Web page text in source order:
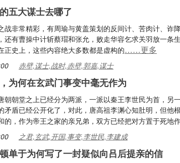
五大谋士去哪了
战非常精彩，有周瑜与黄盖策划的反间计、苦肉计、诈
还有曹操中计斩蔡瑁和张允，败走华容乞求关羽放一条
正史上，这些内容绝大多数都是虚构的……更多
赤壁,谋士,战时,赤壁,郭嘉,谋士
为何在玄武门事变中毫无作为
朝朝堂之上已经分为两派，一派以秦王李世民为首，另
矛盾已经公开化了，对此，唐高祖李渊心知肚明，但他
的，作为帝王之家的亲兄弟，双方已经把对方置于死地
之君,玄武,开国,事变,李世民,李建成
单于为何写了一封疑似向吕后提亲的信